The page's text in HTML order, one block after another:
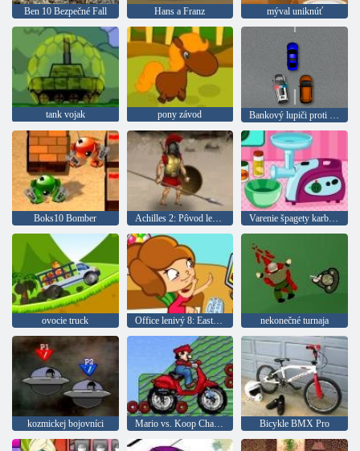
Ben 10 Bezpečné Fall Hans a Franz mýval uniknúť
tank vojak pony závod Bankový lupiči proti polícii
Boks10 Bomber Achilles 2: Pôvod legendy
ovocie truck Office lenivý 8: Easter Edition nekonečné turnaja
kozmickej bojovníci Mario vs. Koop Championship Bicykle BMX Pro